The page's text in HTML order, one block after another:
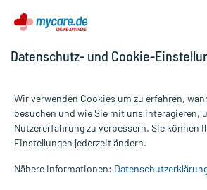
Alle Preise gelten inkl. MwSt., ggf. zzgl.
Informationen auf dieser Website werden
die Untersuchung und Behandlung durch
Datenschutz- und Cookie-
Wir verwenden Cookies um zu erfahren,
besuchen und wie Sie mit uns interagieren,
Nutzererfahrung zu verbessern. Sie können
Einstellungen jederzeit ändern.
Nähere Informationen: